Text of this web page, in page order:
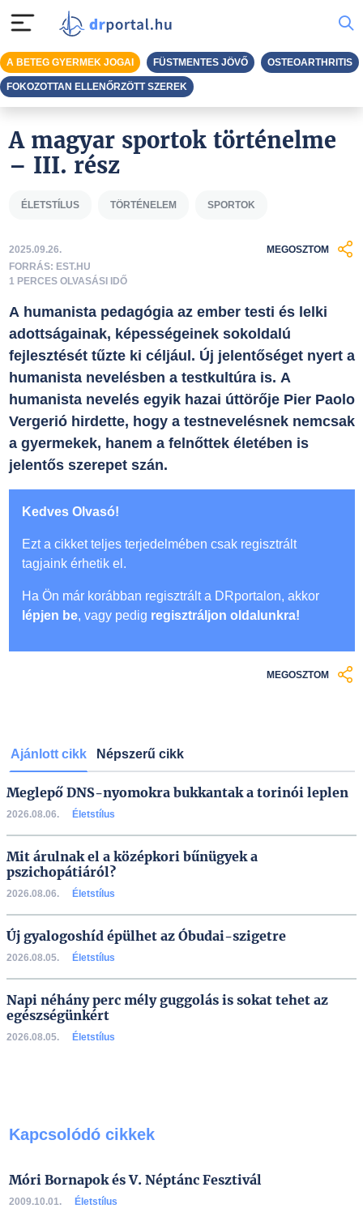
A magyar sportok történelme
– III. rész
ÉLETSTÍLUS TÖRTÉNELEM SPORTOK
2025.09.26.
FORRÁS: EST.HU
1 PERCES OLVASÁSI IDŐ
MEGOSZTOM
A humanista pedagógia az ember testi és lelki
adottságainak, képességeinek sokoldalú
fejlesztését tűzte ki céljául. Új jelentőséget nyert a
humanista nevelésben a testkultúra is. A
humanista nevelés egyik hazai úttörője Pier Paolo
Vergerió hirdette, hogy a testnevelésnek nemcsak
a gyermekek, hanem a felnőttek életében is
jelentős szerepet szán.
Kedves Olvasó!
Ezt a cikket teljes terjedelmében csak regisztrált
tagjaink érhetik el.
Ha Ön már korábban regisztrált a DRportalon, akkor
lépjen be, vagy pedig regisztráljon oldalunkra!
MEGOSZTOM
Ajánlott cikk Népszerű cikk
Meglepő DNS-nyomokra bukkantak a torinói leplen
2026.08.06. Életstílus
Mit árulnak el a középkori bűnügyek a
pszichopátiáról?
2026.08.06. Életstílus
Új gyalogoshíd épülhet az Óbudai-szigetre
2026.08.05. Életstílus
Napi néhány perc mély guggolás is sokat tehet az
egészségünkért
2026.08.05. Életstílus
Kapcsolódó cikkek
Móri Bornapok és V. Néptánc Fesztivál
2009.10.01. Életstílus
A BETEG GYERMEK JOGAI FÜSTMENTES JÖVŐ OSTEOARTHRITIS
FOKOZOTTAN ELLENŐRZÖTT SZEREK